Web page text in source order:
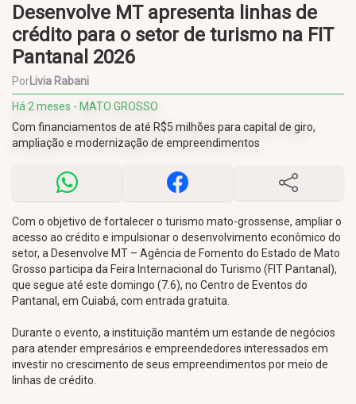
Desenvolve MT apresenta linhas de
crédito para o setor de turismo na FIT
Pantanal 2026
PorLivia Rabani
Há 2 meses - MATO GROSSO
Com financiamentos de até R$5 milhões para capital de giro,
ampliação e modernização de empreendimentos
Com o objetivo de fortalecer o turismo mato-grossense, ampliar o
acesso ao crédito e impulsionar o desenvolvimento econômico do
setor, a Desenvolve MT – Agência de Fomento do Estado de Mato
Grosso participa da Feira Internacional do Turismo (FIT Pantanal),
que segue até este domingo (7.6), no Centro de Eventos do
Pantanal, em Cuiabá, com entrada gratuita.
Durante o evento, a instituição mantém um estande de negócios
para atender empresários e empreendedores interessados em
investir no crescimento de seus empreendimentos por meio de
linhas de crédito.